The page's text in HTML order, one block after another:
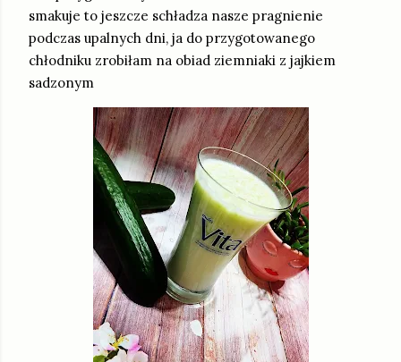
smakuje to jeszcze schładza nasze pragnienie
podczas upalnych dni, ja do przygotowanego
chłodniku zrobiłam na obiad ziemniaki z jajkiem
sadzonym